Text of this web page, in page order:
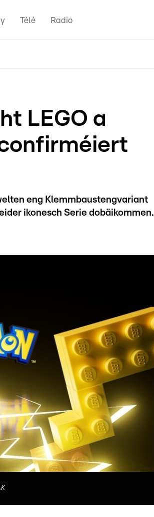
Télé Radio
LEGO a
eng Klemmbaustengvariant
ikonesch Serie dobäikommen.